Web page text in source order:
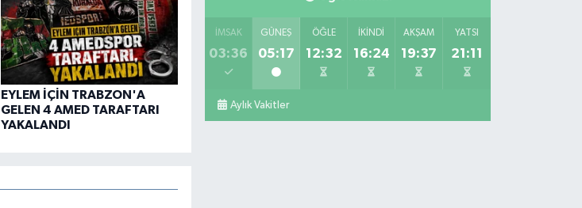
EYLEM İÇİN TRABZON'A
GELEN 4 AMED TARAFTARI
YAKALANDI
İMSAK
03:36
GÜNEŞ
05:17
ÖĞLE
12:32
İKINDI
16:24
AKŞAM
19:37
YATSI
21:11
Aylık Vakitler